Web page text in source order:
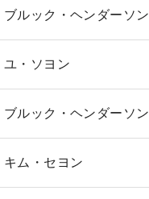
ブルック・ヘンダーソン
ユ・ソヨン
ブルック・ヘンダーソン
キム・セヨン